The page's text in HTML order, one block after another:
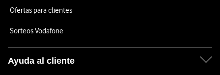
Ofertas para clientes
Sorteos Vodafone
Ayuda al cliente